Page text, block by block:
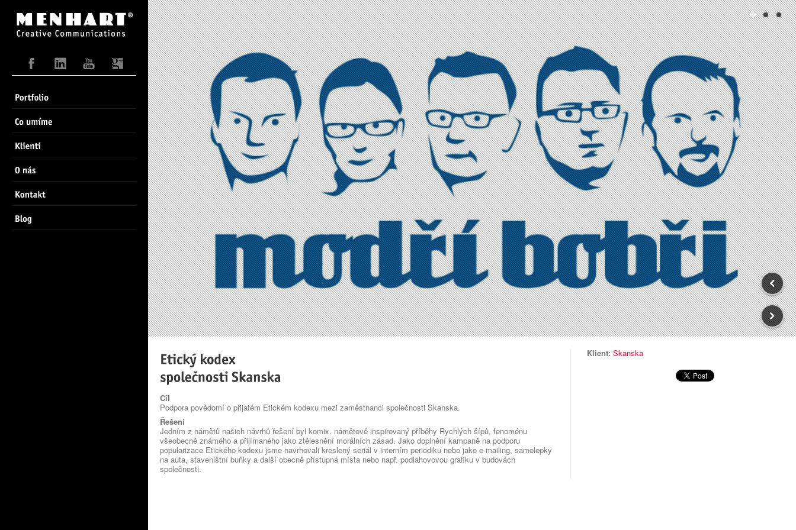
Cíl
Podpora povědomí o přijatém Etickém kodexu mezi zaměstnanci společnosti Skanska.
Řešení
Jedním z námětů našich návrhů řešení byl komix, námětově inspirovaný příběhy Rychlých šípů, fenoménu
všeobecně známého a přijímaného jako ztělesnění morálních zásad. Jako doplnění kampaně na podporu
popularizace Etického kodexu jsme navrhovali kreslený seriál v interním periodiku nebo jako e-mailing, samolepky
na auta, staveništní buňky a další obecně přístupná místa nebo např. podlahovovou grafiku v budovách
společnosti.
Klient: Skanska